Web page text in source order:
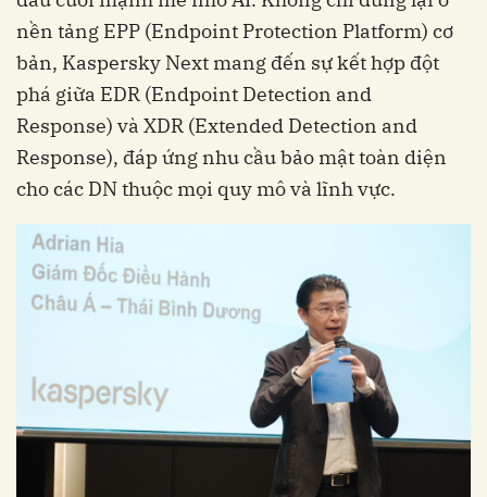
nền tảng EPP (Endpoint Protection Platform) cơ
bản, Kaspersky Next mang đến sự kết hợp đột
phá giữa EDR (Endpoint Detection and
Response) và XDR (Extended Detection and
Response), đáp ứng nhu cầu bảo mật toàn diện
cho các DN thuộc mọi quy mô và lĩnh vực.